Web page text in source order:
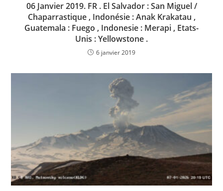
06 Janvier 2019. FR . El Salvador : San Miguel /
Chaparrastique , Indonésie : Anak Krakatau ,
Guatemala : Fuego , Indonesie : Merapi , Etats-
Unis : Yellowstone .
6 janvier 2019